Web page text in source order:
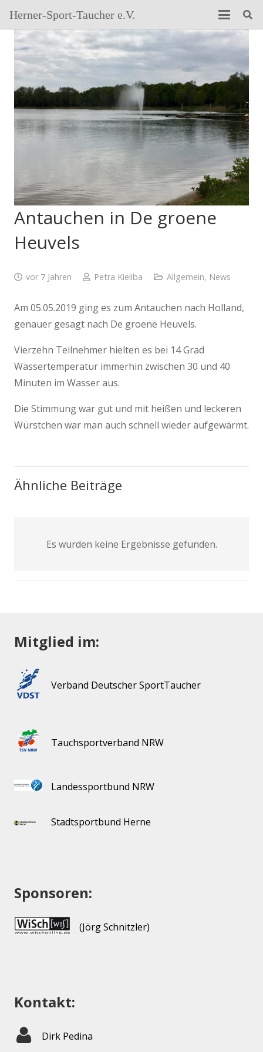
Herner-Sport-Taucher e.V.
Antauchen in De groene
Heuvels
vor 7 Jahren Petra Kieliba Allgemein, News
Am 05.05.2019 ging es zum Antauchen nach Holland,
genauer gesagt nach De groene Heuvels.
Vierzehn Teilnehmer hielten es bei 14 Grad
Wassertemperatur immerhin zwischen 30 und 40
Minuten im Wasser aus.
Die Stimmung war gut und mit heißen und leckeren
Würstchen war man auch schnell wieder aufgewärmt.
Ähnliche Beiträge
Es wurden keine Ergebnisse gefunden.
Mitglied im:
Verband Deutscher SportTaucher
Tauchsportverband NRW
Landessportbund NRW
Stadtsportbund Herne
Sponsoren:
(Jörg Schnitzler)
Kontakt:
Dirk Pedina